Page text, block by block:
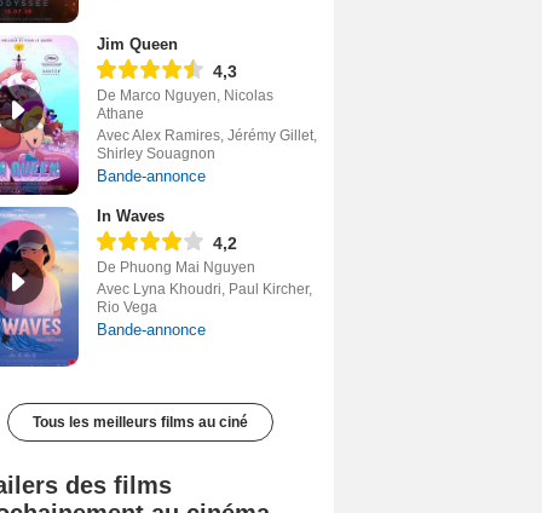
Jim Queen
4,3
De Marco Nguyen, Nicolas
Athane
Avec Alex Ramires, Jérémy Gillet,
Shirley Souagnon
Bande-annonce
In Waves
4,2
De Phuong Mai Nguyen
Avec Lyna Khoudri, Paul Kircher,
Rio Vega
Bande-annonce
Tous les meilleurs films au ciné
des films